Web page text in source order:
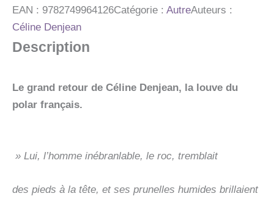
EAN : 9782749964126Catégorie : AutreAuteurs :
Céline Denjean
Description
Le grand retour de Céline Denjean, la louve du
polar français.
» Lui, l’homme inébranlable, le roc, tremblait
des pieds à la tête, et ses prunelles humides brillaient